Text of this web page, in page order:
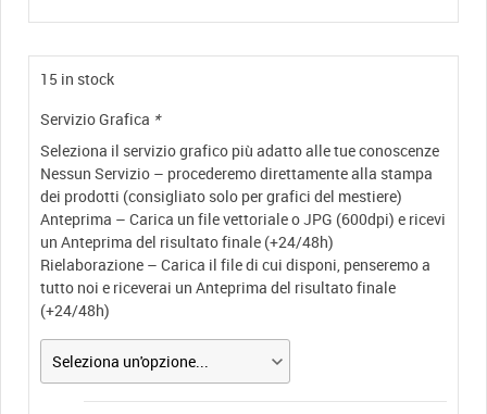
15 in stock
Servizio Grafica *
Seleziona il servizio grafico più adatto alle tue conoscenze
Nessun Servizio – procederemo direttamente alla stampa
dei prodotti (consigliato solo per grafici del mestiere)
Anteprima – Carica un file vettoriale o JPG (600dpi) e ricevi
un Anteprima del risultato finale (+24/48h)
Rielaborazione – Carica il file di cui disponi, penseremo a
tutto noi e riceverai un Anteprima del risultato finale
(+24/48h)